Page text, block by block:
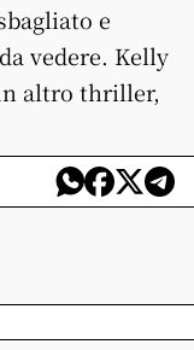
e
vedere. Kelly
altro thriller,